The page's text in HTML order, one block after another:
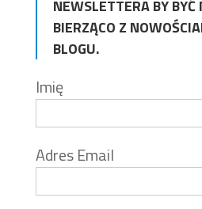
NEWSLETTERA BY BYĆ
BIERZĄCO Z
BLOGU.
Imię
Adres Email